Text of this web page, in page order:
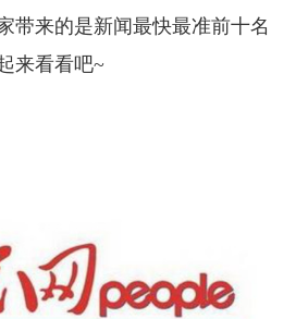
带来的是新闻最快最准前十名
来看看吧~